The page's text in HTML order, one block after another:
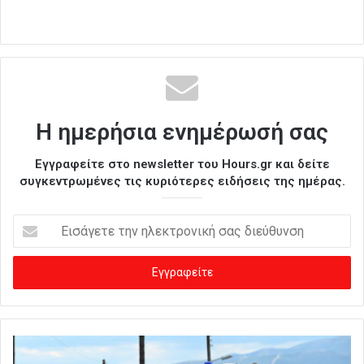
Η ημερήσια ενημέρωσή σας
Εγγραφείτε στο newsletter του Hours.gr και δείτε
συγκεντρωμένες τις κυριότερες ειδήσεις της ημέρας.
σ
γ
ε